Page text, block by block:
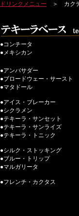
ドリンクメニュー ＞ カク
●コンチータ
●メキシカン
●アンバサダー
●ブロードウェー・サースト
●マタドール
●アイス・ブレーカー
●シクラメン
●テキーラ・サンセット
●テキーラ・サンライズ
●テキーラ・トニック
●シルク・ストッキング
●ブルー・トリップ
●マルガリータ
●フレンチ・カクタス